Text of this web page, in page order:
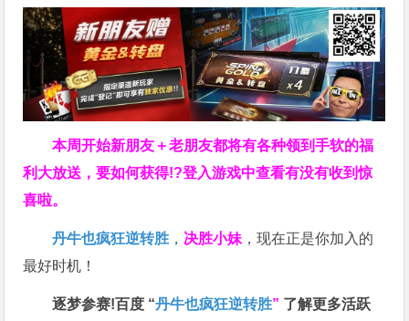
本周开始新朋友＋老朋友都将有各种领到手软的福
利大放送，要如何获得!?登入游戏中查看有没有收到惊
喜啦。
丹牛也疯狂逆转胜 ， 决胜小妹 ，现在正是你加入的
最好时机！
逐梦参赛!百度 “丹牛也疯狂逆转胜” 了解更多活跃